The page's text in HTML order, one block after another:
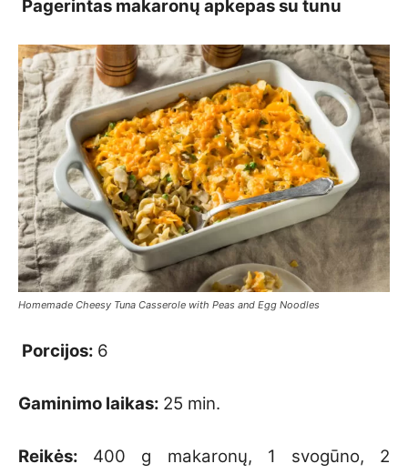
Pagerintas makaronų apkepas su tunu
Homemade Cheesy Tuna Casserole with Peas and Egg Noodles
Porcijos: 6
Gaminimo laikas: 25 min.
Reikės: 400 g makaronų, 1 svogūno, 2